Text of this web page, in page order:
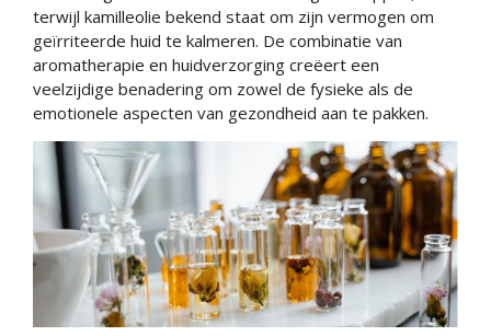
terwijl kamilleolie bekend staat om zijn vermogen om
geïrriteerde huid te kalmeren. De combinatie van
aromatherapie en huidverzorging creëert een
veelzijdige benadering om zowel de fysieke als de
emotionele aspecten van gezondheid aan te pakken.